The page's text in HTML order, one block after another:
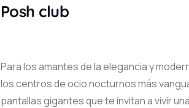
Posh club
Para los amantes de la elegancia y
los centros de ocio nocturnos más
pantallas gigantes que te invitan a vivir